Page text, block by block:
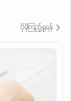
ပိုမိုကြည့်ရှုရန်